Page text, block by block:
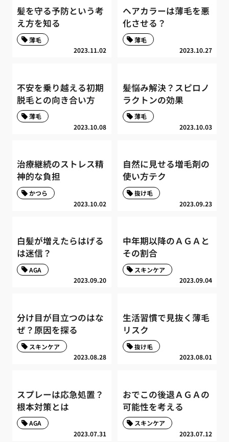
髪を守る予防という考
え方を知る
2023.11.02
薄毛
ヘアカラーは薄毛を悪
化させる？
2023.10.27
薄毛
不安を乗り越える初期
脱毛との向き合い方
2023.10.08
薄毛
髪悩み解決？スピロノ
ラクトンの効果
2023.10.03
薄毛
治療継続のストレス精
神的な負担
2023.10.02
かつら
自然に見せる増毛剤の
使い方テク
2023.09.23
抜け毛
白髪が増えたらはげる
は迷信？
2023.09.20
AGA
中年期以降のＡＧＡと
その割合
2023.09.04
スキンケア
分け目が目立つのはな
ぜ？原因を探る
2023.08.28
スキンケア
生活習慣で見抜く薄毛
リスク
2023.08.01
抜け毛
スプレーは応急処置？
根本対策とは
2023.07.31
AGA
おでこの後退ＡＧＡの
可能性を考える
2023.07.12
スキンケア